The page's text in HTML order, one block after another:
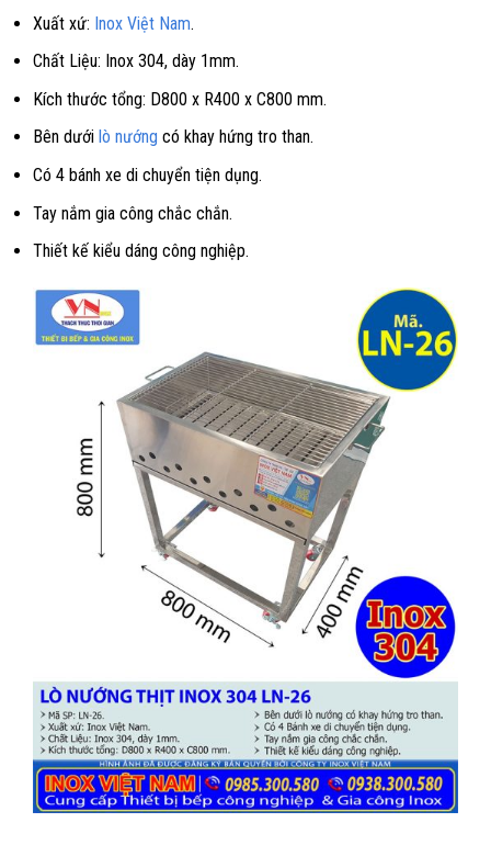
Xuất xứ: Inox Việt Nam.
Chất Liệu: Inox 304, dày 1mm.
Kích thước tổng: D800 x R400 x C800 mm.
Bên dưới lò nướng có khay hứng tro than.
Có 4 bánh xe di chuyển tiện dụng.
Tay nắm gia công chắc chắn.
Thiết kế kiểu dáng công nghiệp.